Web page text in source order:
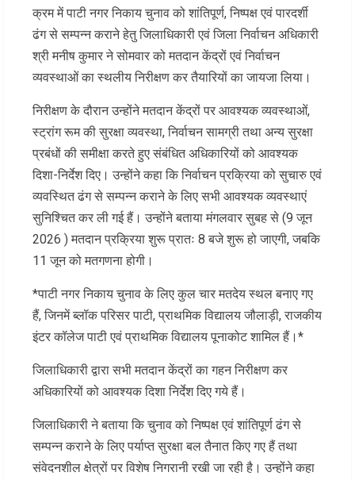
क्रम में पाटी नगर निकाय चुनाव को शांतिपूर्ण, निष्पक्ष एवं पारदर्शी
ढंग से सम्पन्न कराने हेतु जिलाधिकारी एवं जिला निर्वाचन अधिकारी
श्री मनीष कुमार ने सोमवार को मतदान केंद्रों एवं निर्वाचन
व्यवस्थाओं का स्थलीय निरीक्षण कर तैयारियों का जायजा लिया।
निरीक्षण के दौरान उन्होंने मतदान केंद्रों पर आवश्यक व्यवस्थाओं,
स्ट्रांग रूम की सुरक्षा व्यवस्था, निर्वाचन सामग्री तथा अन्य सुरक्षा
प्रबंधों की समीक्षा करते हुए संबंधित अधिकारियों को आवश्यक
दिशा-निर्देश दिए। उन्होंने कहा कि निर्वाचन प्रक्रिया को सुचारु एवं
व्यवस्थित ढंग से सम्पन्न कराने के लिए सभी आवश्यक व्यवस्थाएं
सुनिश्चित कर ली गई हैं। उन्होंने बताया मंगलवार सुबह से (9 जून
2026 ) मतदान प्रक्रिया शुरू प्रातः 8 बजे शुरू हो जाएगी, जबकि
11 जून को मतगणना होगी।
*पाटी नगर निकाय चुनाव के लिए कुल चार मतदेय स्थल बनाए गए
हैं, जिनमें ब्लॉक परिसर पाटी, प्राथमिक विद्यालय जौलाड़ी, राजकीय
इंटर कॉलेज पाटी एवं प्राथमिक विद्यालय पूनाकोट शामिल हैं।*
जिलाधिकारी द्वारा सभी मतदान केंद्रों का गहन निरीक्षण कर
अधिकारियों को आवश्यक दिशा निर्देश दिए गये हैं।
जिलाधिकारी ने बताया कि चुनाव को निष्पक्ष एवं शांतिपूर्ण ढंग से
सम्पन्न कराने के लिए पर्याप्त सुरक्षा बल तैनात किए गए हैं तथा
संवेदनशील क्षेत्रों पर विशेष निगरानी रखी जा रही है। उन्होंने कहा